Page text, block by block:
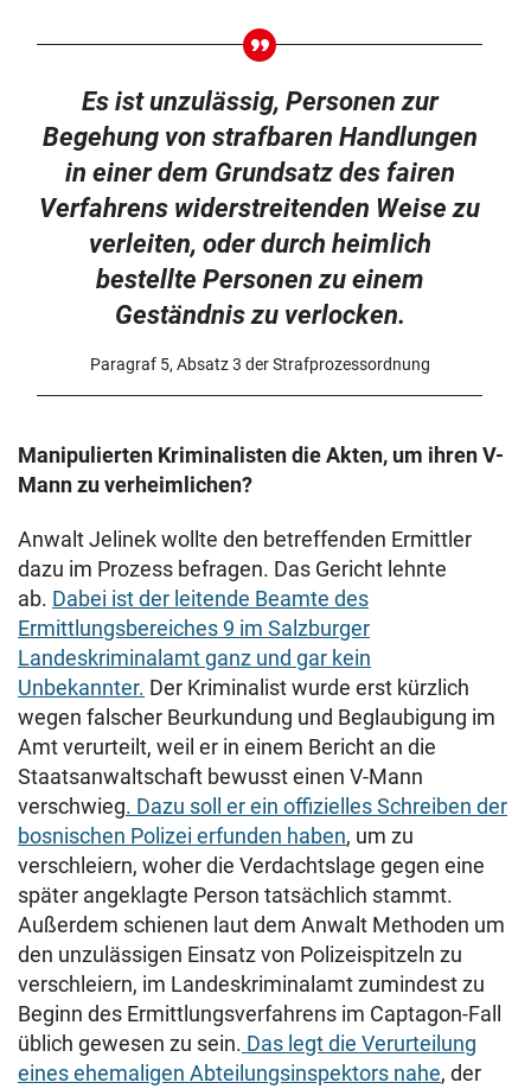
Es ist unzulässig, Personen zur
Begehung von strafbaren Handlungen
in einer dem Grundsatz des fairen
Verfahrens widerstreitenden Weise zu
verleiten, oder durch heimlich
bestellte Personen zu einem
Geständnis zu verlocken.
Paragraf 5, Absatz 3 der Strafprozessordnung
Manipulierten Kriminalisten die Akten, um ihren V-
Mann zu verheimlichen?
Anwalt Jelinek wollte den betreffenden Ermittler
dazu im Prozess befragen. Das Gericht lehnte
ab. Dabei ist der leitende Beamte des
Ermittlungsbereiches 9 im Salzburger
Landeskriminalamt ganz und gar kein
Unbekannter. Der Kriminalist wurde erst kürzlich
wegen falscher Beurkundung und Beglaubigung im
Amt verurteilt, weil er in einem Bericht an die
Staatsanwaltschaft bewusst einen V-Mann
verschwieg. Dazu soll er ein offizielles Schreiben der
bosnischen Polizei erfunden haben, um zu
verschleiern, woher die Verdachtslage gegen eine
später angeklagte Person tatsächlich stammt.
Außerdem schienen laut dem Anwalt Methoden um
den unzulässigen Einsatz von Polizeispitzeln zu
verschleiern, im Landeskriminalamt zumindest zu
Beginn des Ermittlungsverfahrens im Captagon-Fall
üblich gewesen zu sein. Das legt die Verurteilung
eines ehemaligen Abteilungsinspektors nahe, der